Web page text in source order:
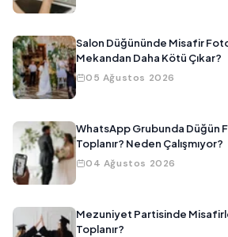
Salon Düğününde Misafir
Mekandan Daha Kötü Çıkar?
05 Ağustos 2026
WhatsApp Grubunda Düğün
Toplanır? Neden Çalışmıyor?
04 Ağustos 2026
Mezuniyet Partisinde
Toplanır?